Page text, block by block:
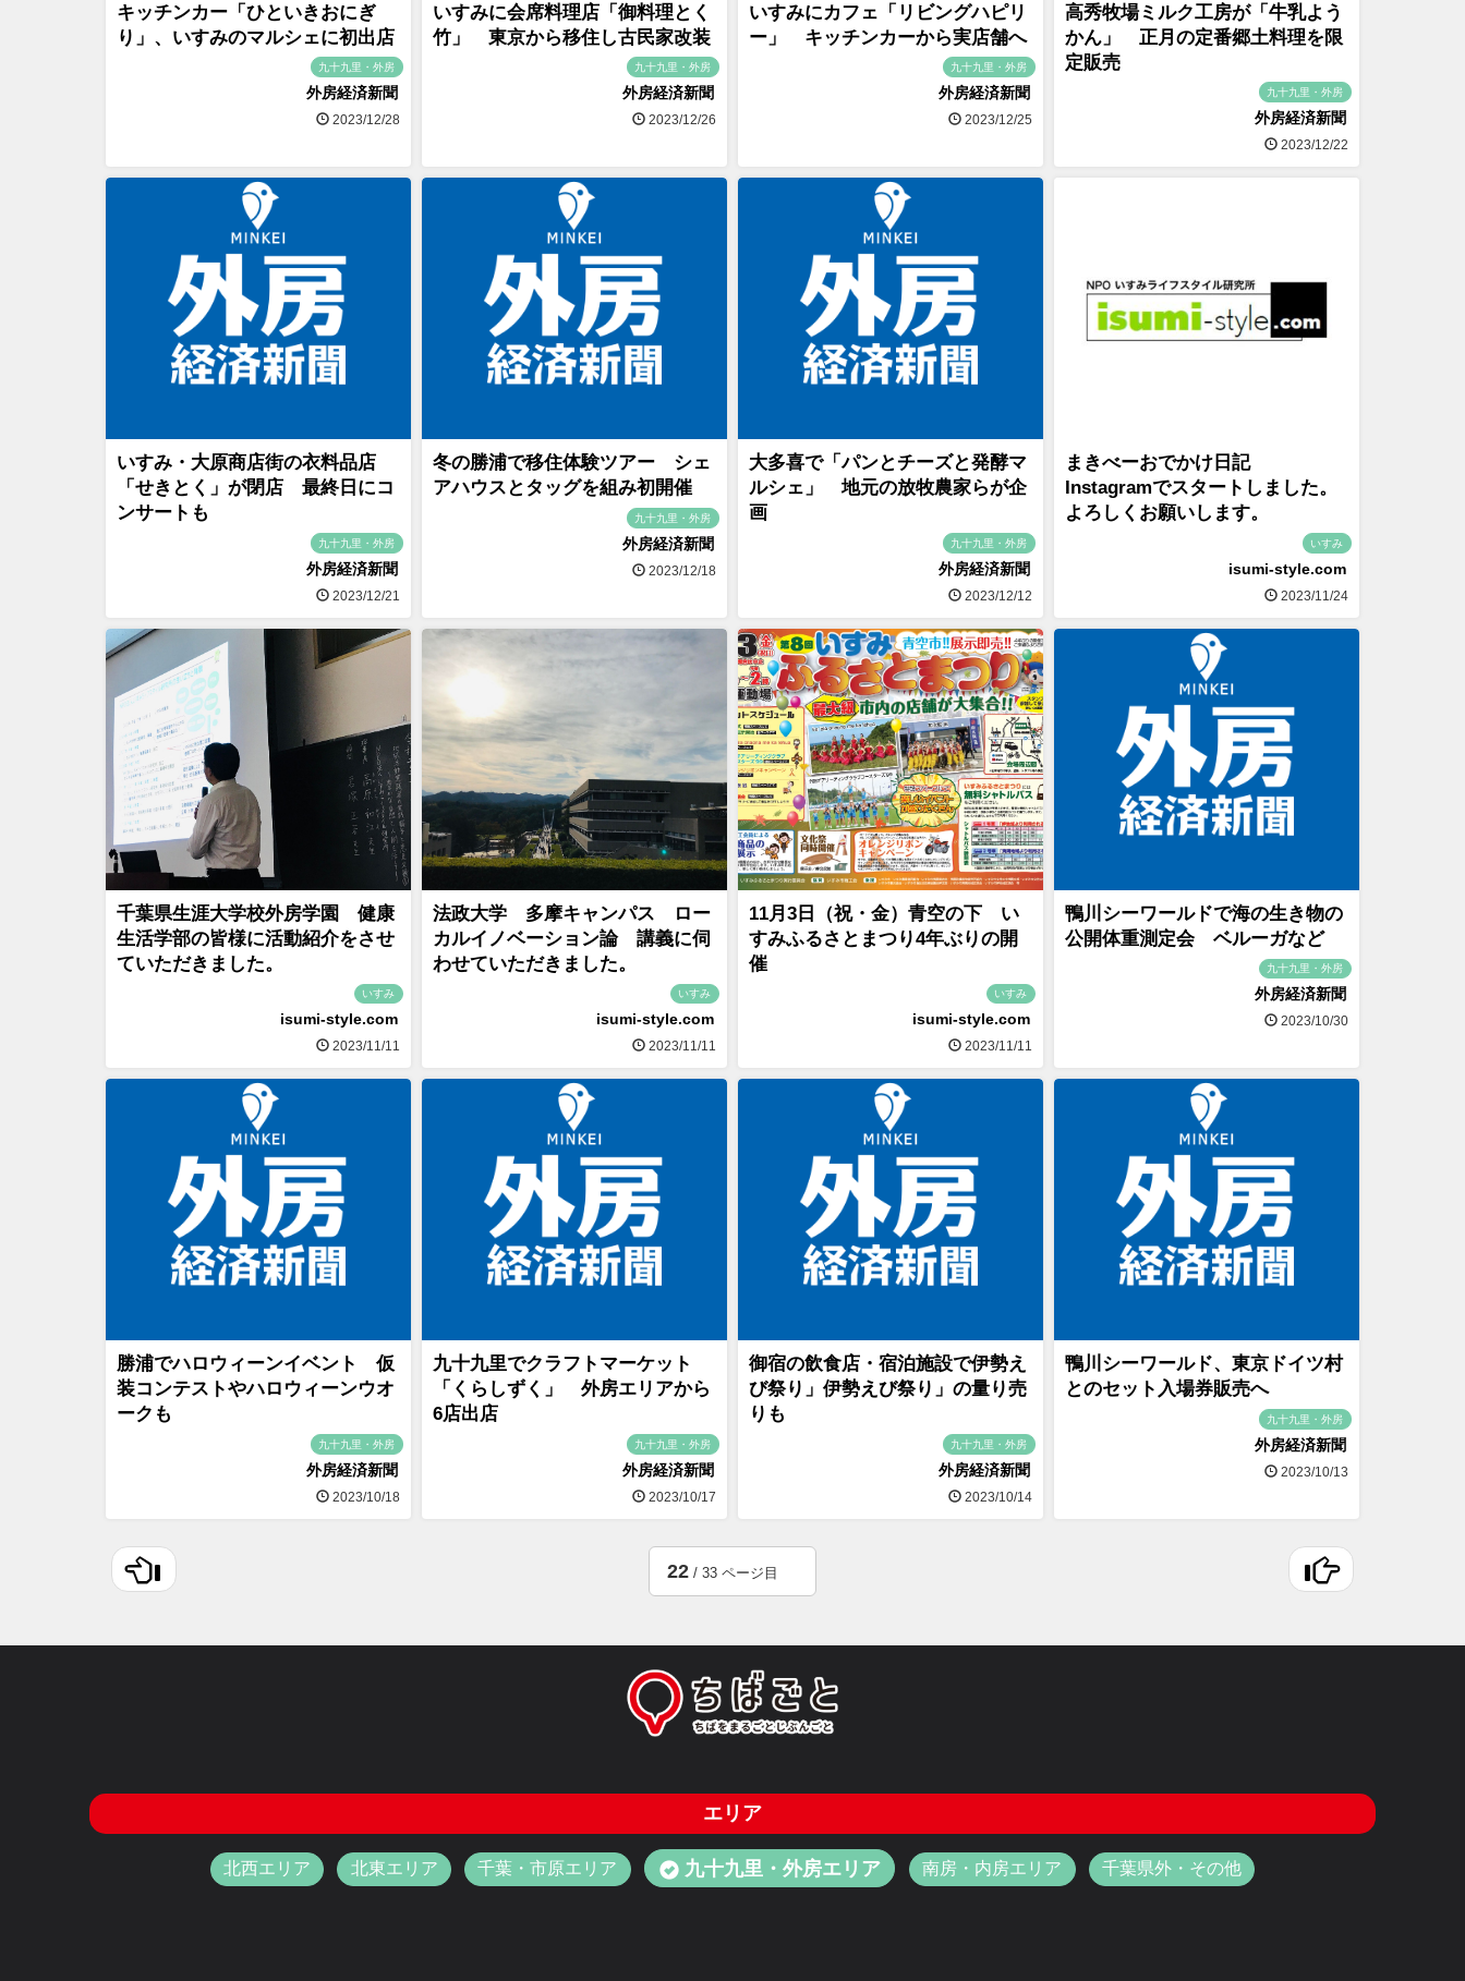
キッチンカー「ひといきおにぎ
り」、いすみのマルシェに初出店
九十九里・外房
外房経済新聞
2023/12/28
いすみに会席料理店「御料理とく
竹」 東京から移住し古民家改装
九十九里・外房
外房経済新聞
2023/12/26
いすみにカフェ「リビングハピリ
ー」 キッチンカーから実店舗へ
九十九里・外房
外房経済新聞
2023/12/25
高秀牧場ミルク工房が「牛乳よう
かん」 正月の定番郷土料理を限
定販売
九十九里・外房
外房経済新聞
2023/12/22
いすみ・大原商店街の衣料品店
「せきとく」が閉店 最終日にコ
ンサートも
九十九里・外房
外房経済新聞
2023/12/21
冬の勝浦で移住体験ツアー シェ
アハウスとタッグを組み初開催
九十九里・外房
外房経済新聞
2023/12/18
大多喜で「パンとチーズと発酵マ
ルシェ」 地元の放牧農家らが企
画
九十九里・外房
外房経済新聞
2023/12/12
まきべーおでかけ日記
Instagramでスタートしました。
よろしくお願いします。
いすみ
isumi-style.com
2023/11/24
千葉県生涯大学校外房学園 健康
生活学部の皆様に活動紹介をさせ
ていただきました。
いすみ
isumi-style.com
2023/11/11
法政大学 多摩キャンパス ロー
カルイノベーション論 講義に伺
わせていただきました。
いすみ
isumi-style.com
2023/11/11
11月3日（祝・金）青空の下 い
すみふるさとまつり4年ぶりの開
催
いすみ
isumi-style.com
2023/11/11
鴨川シーワールドで海の生き物の
公開体重測定会 ベルーガなど
九十九里・外房
外房経済新聞
2023/10/30
勝浦でハロウィーンイベント 仮
装コンテストやハロウィーンウオ
ークも
九十九里・外房
外房経済新聞
2023/10/18
九十九里でクラフトマーケット
「くらしずく」 外房エリアから
6店出店
九十九里・外房
外房経済新聞
2023/10/17
御宿の飲食店・宿泊施設で伊勢え
び祭り」伊勢えび祭り」の量り売
りも
九十九里・外房
外房経済新聞
2023/10/14
鴨川シーワールド、東京ドイツ村
とのセット入場券販売へ
九十九里・外房
外房経済新聞
2023/10/13
22 / 33 ページ目
エリア
北西エリア 北東エリア 千葉・市原エリア 九十九里・外房エリア 南房・内房エリア 千葉県外・その他